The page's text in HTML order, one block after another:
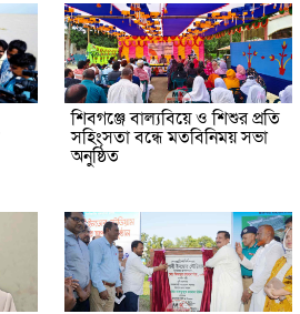
শিবগঞ্জে বাল্যবিয়ে ও শিশুর প্রতি
সহিংসতা বন্ধে মতবিনিময় সভা
অনুষ্ঠিত